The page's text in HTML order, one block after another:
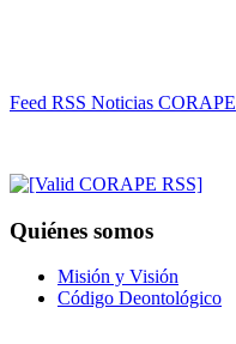
Feed RSS Noticias CORAPE
Quiénes somos
Misión y Visión
Código Deontológico